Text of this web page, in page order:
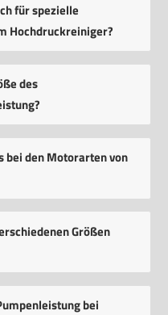
für spezielle
Hochdruckreiniger?
des
bei den Motorarten von
Größen
bei